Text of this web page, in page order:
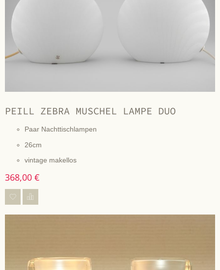
PEILL ZEBRA MUSCHEL LAMPE DUO
Paar Nachttischlampen
26cm
vintage makellos
368,00 €